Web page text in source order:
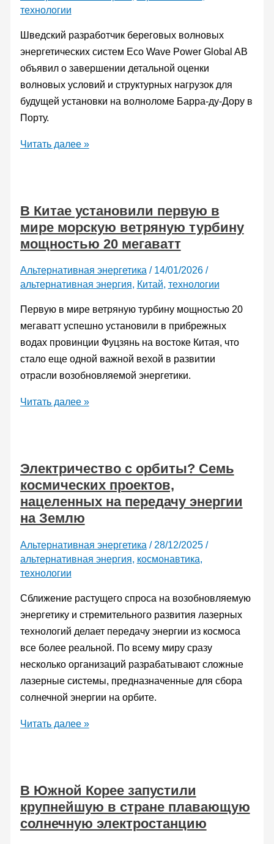
топливо
технологии
Шведский разработчик береговых волновых
энергетических систем Eco Wave Power Global AB
объявил о завершении детальной оценки
волновых условий и структурных нагрузок для
будущей установки на волноломе Барра-ду-Дору в
Порту.
В
в
мире
береговую
электростанцию
мощностью
один
мегаватт
Читать далее »
В Китае установили первую в
мире морскую ветряную турбину
мощностью 20 мегаватт
Альтернативная энергетика / 14/01/2026 /
альтернативная энергия, Китай, технологии
Первую в мире ветряную турбину мощностью 20
мегаватт успешно установили в прибрежных
водах провинции Фуцзянь на востоке Китая, что
стало еще одной важной вехой в развитии
отрасли возобновляемой энергетики.
В
в
мире
морскую
ветряную
мощностью
20
Читать далее »
Электричество с орбиты? Семь
космических проектов,
нацеленных на передачу энергии
на Землю
Альтернативная энергетика / 28/12/2025 /
альтернативная энергия, космонавтика,
технологии
Сближение растущего спроса на возобновляемую
энергетику и стремительного развития лазерных
технологий делает передачу энергии из космоса
все более реальной. По всему миру сразу
несколько организаций разрабатывают сложные
лазерные системы, предназначенные для сбора
солнечной энергии на орбите.
Электричество
космических
проектов,
нацеленных
Читать далее »
В Южной Корее запустили
крупнейшую в стране плавающую
солнечную электростанцию